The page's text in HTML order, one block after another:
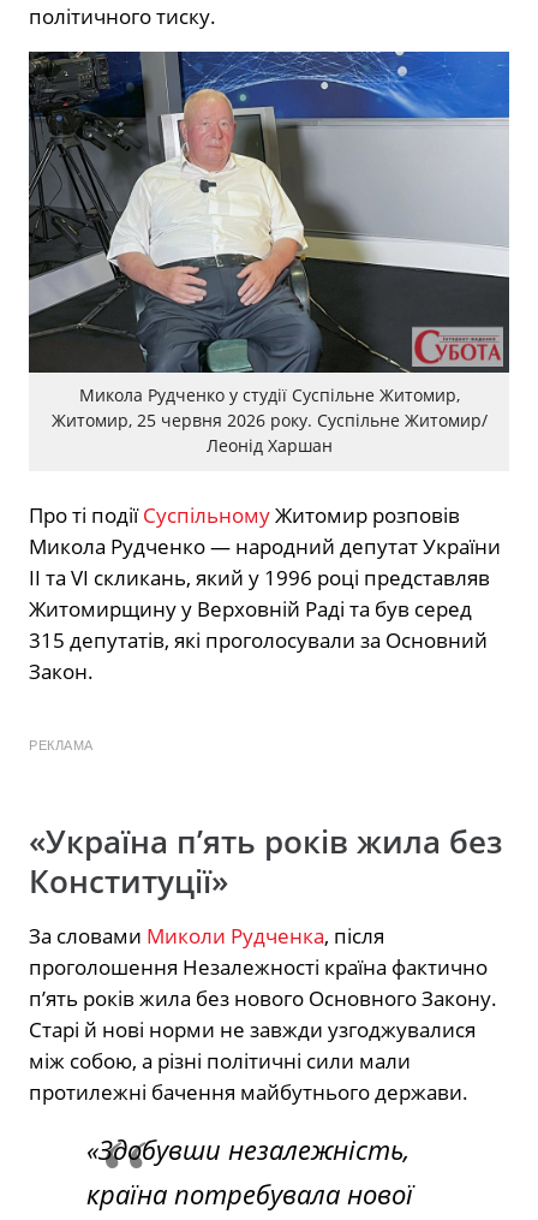
політичного тиску.
Микола Рудченко у студії Суспільне Житомир,
Житомир, 25 червня 2026 року. Суспільне Житомир/
Леонід Харшан
Про ті подіїСуспільномуЖитомир розповів
Микола Рудченко — народний депутат України
ІІ та VІ скликань, який у 1996 році представляв
Житомирщину у Верховній Раді та був серед
315 депутатів, які проголосували за Основний
Закон.
РЕКЛАМА
«Україна п’ять років жила без
Конституції»
За словами Миколи Рудченка, після
проголошення Незалежності країна фактично
п’ять років жила без нового Основного Закону.
Старі й нові норми не завжди узгоджувалися
між собою, а різні політичні сили мали
протилежні бачення майбутнього держави.
«Здобувши незалежність,
країна потребувала нової